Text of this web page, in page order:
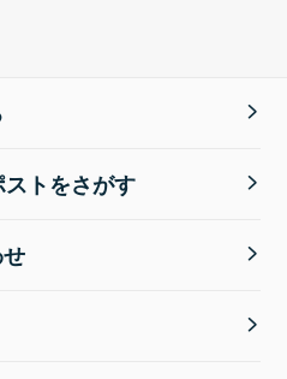
トをさがす